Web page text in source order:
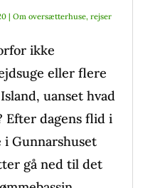
| Om oversætterhuse, rejser
ikke
eller flere
uanset hvad
dagens flid i
Gunnarshuset
gå ned til det